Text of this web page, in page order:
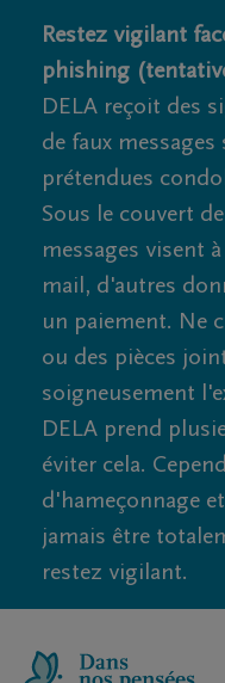
Restez vigilant
phishing
DELA reçoit des
de faux
prétendues
Sous le couvert
messages visent
mail, d'autres
un paiement. Ne
ou des pièces
soigneusement
DELA prend
éviter cela.
d'hameçonnage
jamais être
restez vigilant.